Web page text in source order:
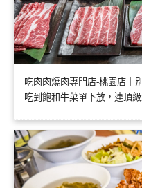
吃肉肉燒肉専門店-桃園店｜
吃到飽和牛菜單下放，連頂